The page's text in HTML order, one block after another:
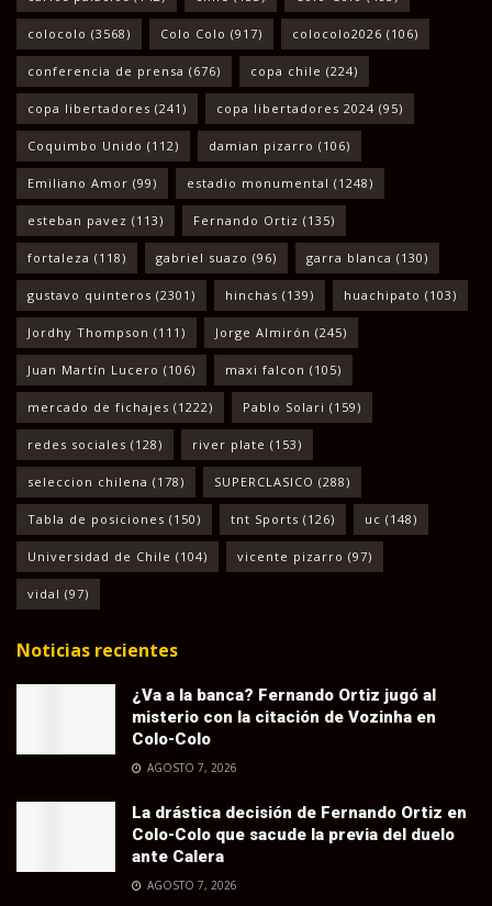
colocolo (3568) Colo Colo (917) colocolo2026 (106)
conferencia de prensa (676) copa chile (224)
copa libertadores (241) copa libertadores 2024 (95)
Coquimbo Unido (112) damian pizarro (106)
Emiliano Amor (99) estadio monumental (1248)
esteban pavez (113) Fernando Ortiz (135)
fortaleza (118) gabriel suazo (96) garra blanca (130)
gustavo quinteros (2301) hinchas (139) huachipato (103)
Jordhy Thompson (111) Jorge Almirón (245)
Juan Martín Lucero (106) maxi falcon (105)
mercado de fichajes (1222) Pablo Solari (159)
redes sociales (128) river plate (153)
seleccion chilena (178) SUPERCLASICO (288)
Tabla de posiciones (150) tnt Sports (126) uc (148)
Universidad de Chile (104) vicente pizarro (97)
vidal (97)
Noticias recientes
¿Va a la banca? Fernando Ortiz jugó al
misterio con la citación de Vozinha en
Colo-Colo
AGOSTO 7, 2026
La drástica decisión de Fernando Ortiz en
Colo-Colo que sacude la previa del duelo
ante Calera
AGOSTO 7, 2026